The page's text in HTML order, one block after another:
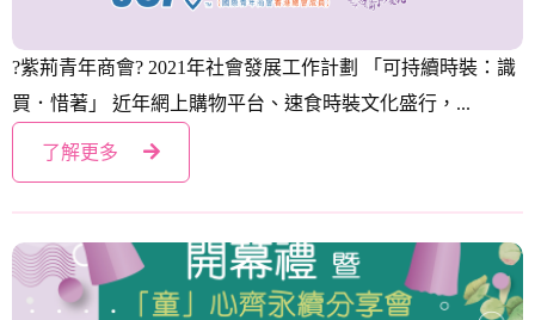
可持續時裝：識買．惜著
?紫荊青年商會? 2021年社會發展工作計劃 「可持續時裝：識
買．惜著」 近年網上購物平台、速食時裝文化盛行，...
了解更多